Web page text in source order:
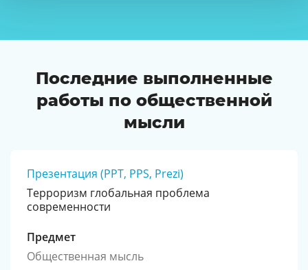
Последние выполненные
работы по общественной
мысли
Презентация (PPT, PPS, Prezi)
Терроризм глобальная проблема
современности
Предмет
Общественная мысль